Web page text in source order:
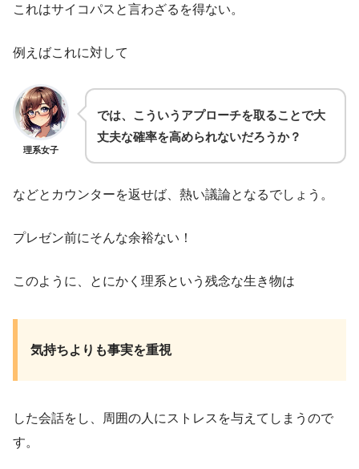
これはサイコパスと言わざるを得ない。
例えばこれに対して
理系女子
では、こういうアプローチを取ることで大
丈夫な確率を高められないだろうか？
などとカウンターを返せば、熱い議論となるでしょう。
プレゼン前にそんな余裕ない！
このように、とにかく理系という残念な生き物は
気持ちよりも事実を重視
した会話をし、周囲の人にストレスを与えてしまうので
す。